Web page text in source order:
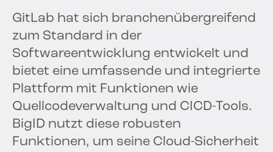
GitLab hat sich branchenübergreifend
zum Standard in der
Softwareentwicklung entwickelt und
bietet eine umfassende und integrierte
Plattform mit Funktionen wie
Quellcodeverwaltung und CICD-Tools.
BigID nutzt diese robusten
Funktionen, um seine Cloud-Sicherheit